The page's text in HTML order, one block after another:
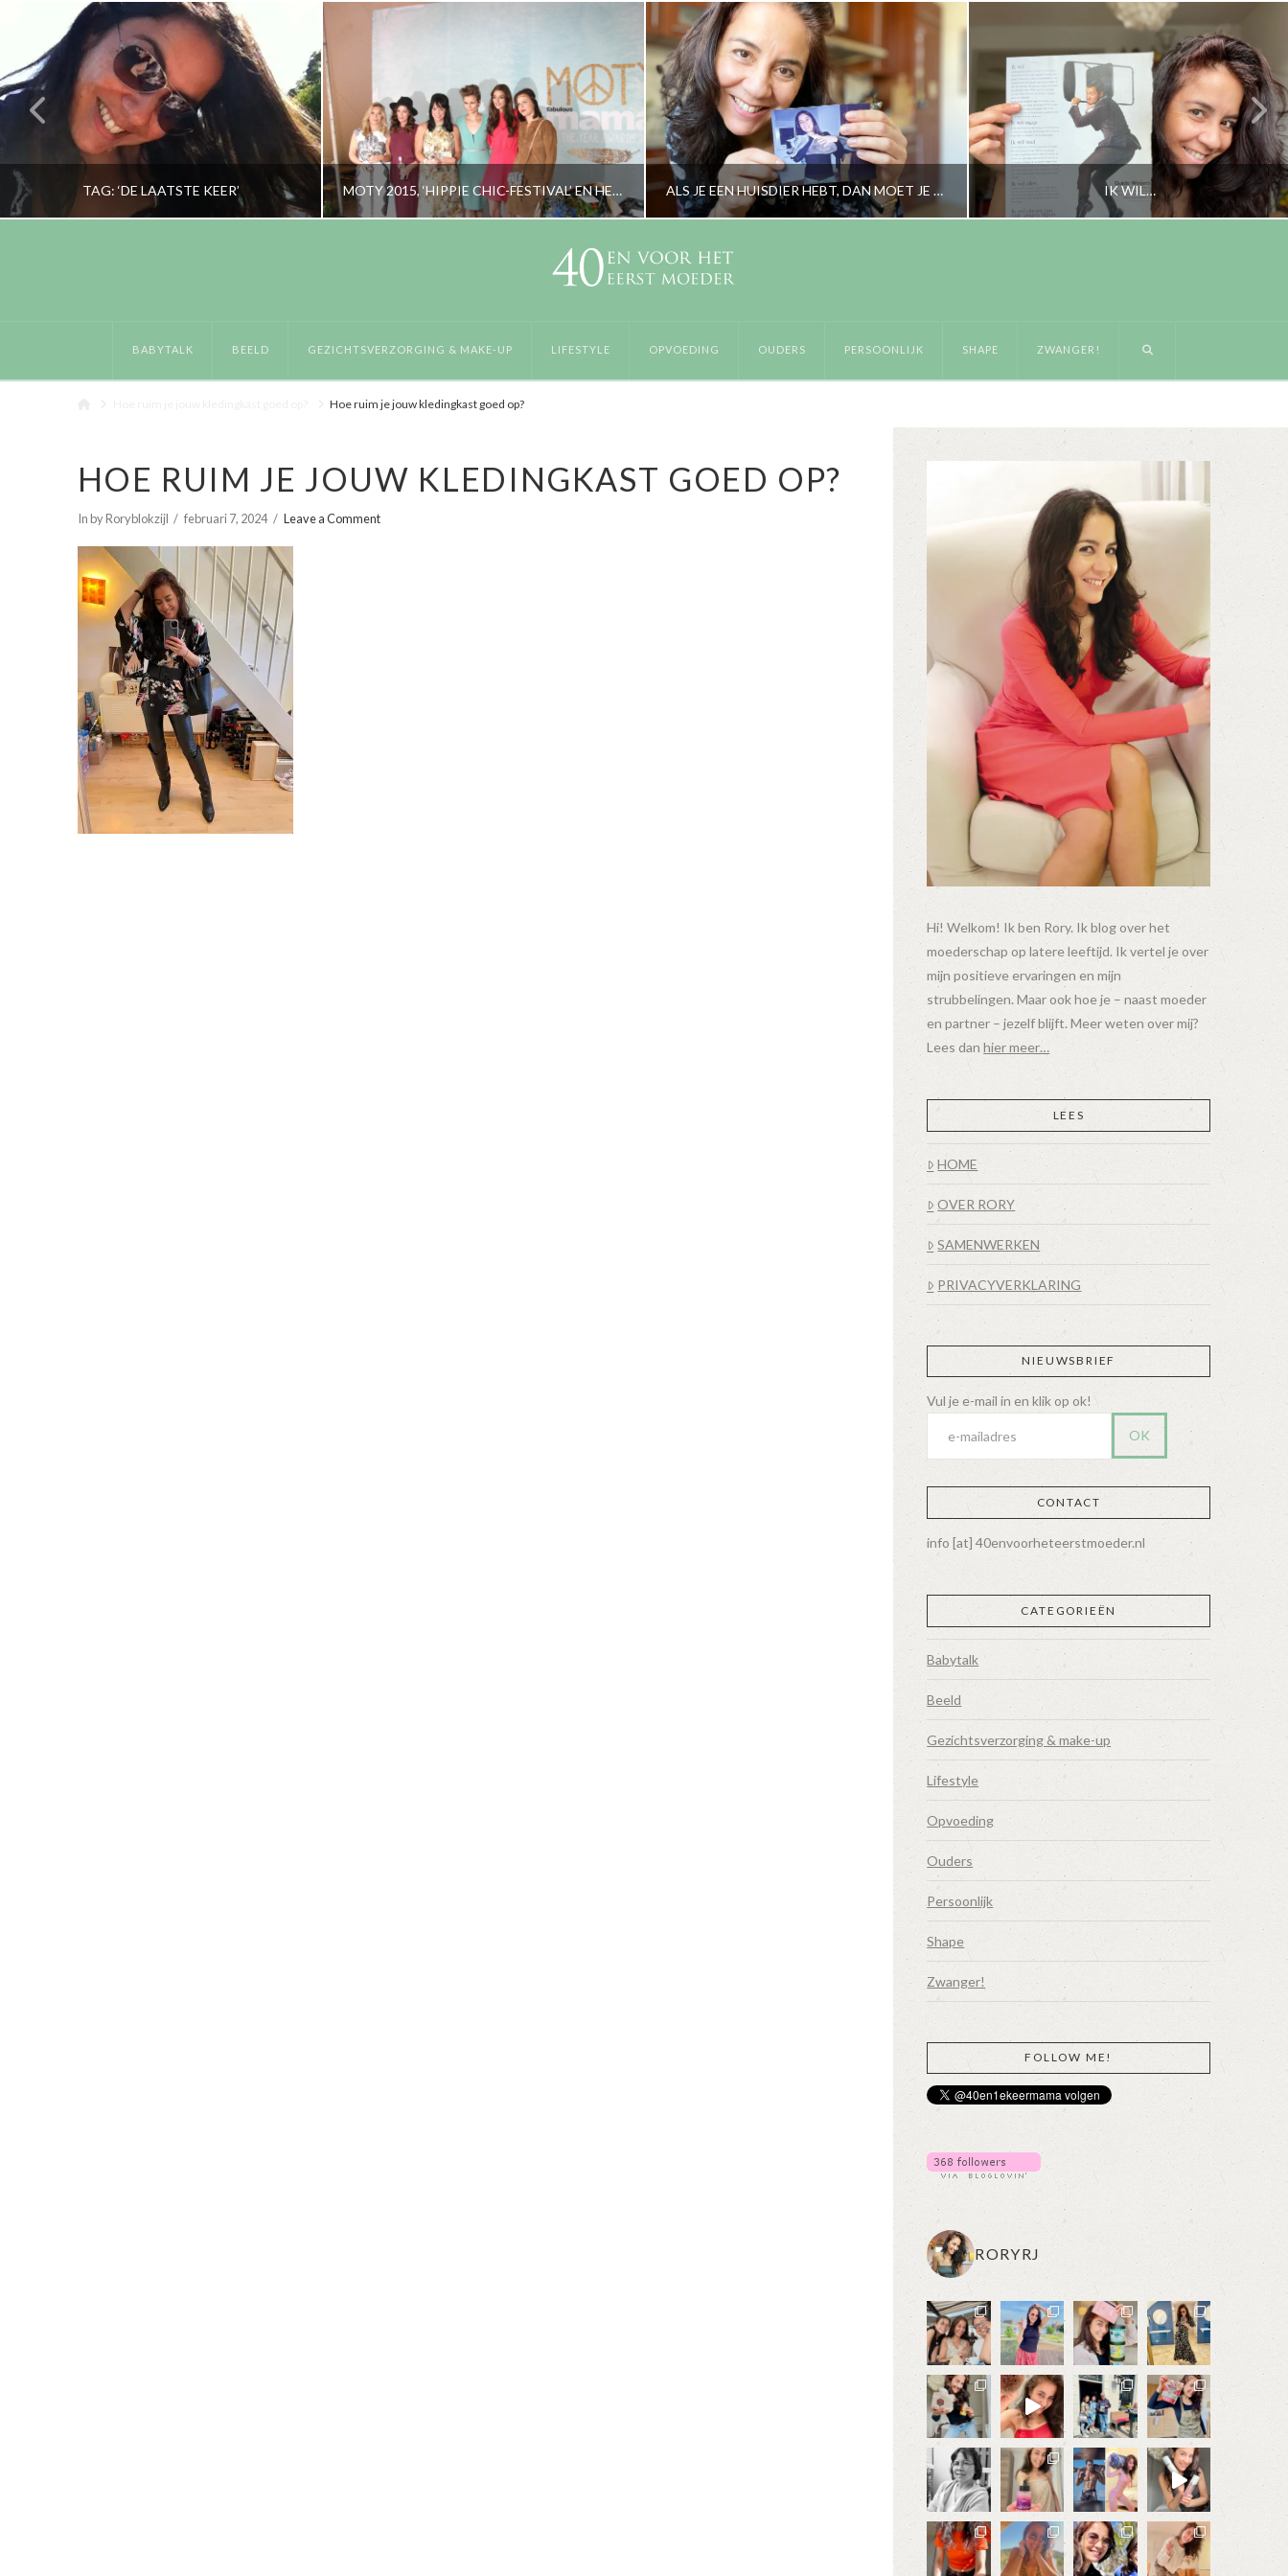
TAG: ‘DE LAATSTE KEER’ MOTY 2015, ‘HIPPIE CHIC-FESTIVAL’ EN HEEL VEEL ‘FUN’ ALS JE EEN HUISDIER HEBT, DAN MOET JE ER OOK GOED VOOR ZORGEN IK WIL…
BABYTALK BEELD GEZICHTSVERZORGING & MAKE-UP LIFESTYLE OPVOEDING OUDERS PERSOONLIJK SHAPE ZWANGER!
Hoe ruim je jouw kledingkast goed op?
HOE RUIM JE JOUW KLEDINGKAST GOED OP?
In by Roryblokzijl februari 7, 2024 Leave a Comment
Hi! Welkom! Ik ben Rory. Ik blog over het
moederschap op latere leeftijd. Ik vertel je over
mijn positieve ervaringen en mijn
strubbelingen. Maar ook hoe je – naast moeder
en partner – jezelf blijft. Meer weten over mij?
Lees danhier meer…
LEES
HOME
OVER RORY
SAMENWERKEN
PRIVACYVERKLARING
NIEUWSBRIEF
CONTACT
info [at] 40envoorheteerstmoeder.nl
CATEGORIEËN
Babytalk
Beeld
Gezichtsverzorging & make-up
Lifestyle
Opvoeding
Ouders
Persoonlijk
Shape
Zwanger!
FOLLOW ME!
RORYRJ